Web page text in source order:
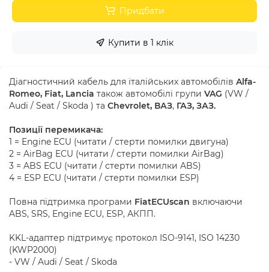
Придбати
Купити в 1 клік
Діагностичний кабель для італійських автомобілів Alfa-
Romeo, Fiat, Lancia також автомобілі групи VAG (VW /
Audi / Seat / Skoda ) та Chevrolet, ВАЗ, ГАЗ, ЗАЗ.
Позиції перемикача:
1 = Engine ECU (читати / стерти помилки двигуна)
2 = AirBag ECU (читати / стерти помилки AirBag)
3 = ABS ECU (читати / стерти помилки ABS)
4 = ESP ECU (читати / стерти помилки ESP)
Повна підтримка програми FiatECUscan включаючи
ABS, SRS, Engine ECU, ESP, АКПП.
KKL-адаптер підтримує протокол ISO-9141, ISO 14230
(KWP2000)
- VW / Audi / Seat / Skoda